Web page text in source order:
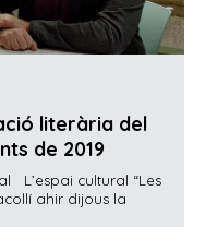
literària del
de 2019
L’espai cultural “Les
ahir dijous la